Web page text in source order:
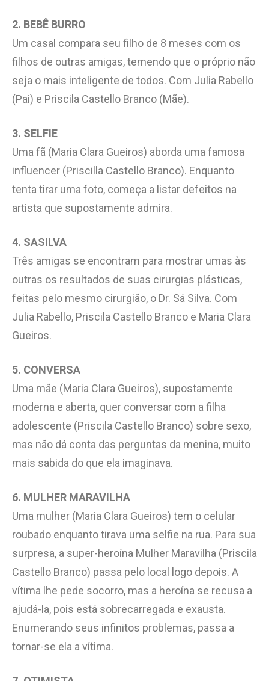
2. BEBÊ BURRO
Um casal compara seu filho de 8 meses com os
filhos de outras amigas, temendo que o próprio não
seja o mais inteligente de todos. Com Julia Rabello
(Pai) e Priscila Castello Branco (Mãe).
3. SELFIE
Uma fã (Maria Clara Gueiros) aborda uma famosa
influencer (Priscilla Castello Branco). Enquanto
tenta tirar uma foto, começa a listar defeitos na
artista que supostamente admira.
4. SASILVA
Três amigas se encontram para mostrar umas às
outras os resultados de suas cirurgias plásticas,
feitas pelo mesmo cirurgião, o Dr. Sá Silva. Com
Julia Rabello, Priscila Castello Branco e Maria Clara
Gueiros.
5. CONVERSA
Uma mãe (Maria Clara Gueiros), supostamente
moderna e aberta, quer conversar com a filha
adolescente (Priscila Castello Branco) sobre sexo,
mas não dá conta das perguntas da menina, muito
mais sabida do que ela imaginava.
6. MULHER MARAVILHA
Uma mulher (Maria Clara Gueiros) tem o celular
roubado enquanto tirava uma selfie na rua. Para sua
surpresa, a super-heroína Mulher Maravilha (Priscila
Castello Branco) passa pelo local logo depois. A
vítima lhe pede socorro, mas a heroína se recusa a
ajudá-la, pois está sobrecarregada e exausta.
Enumerando seus infinitos problemas, passa a
tornar-se ela a vítima.